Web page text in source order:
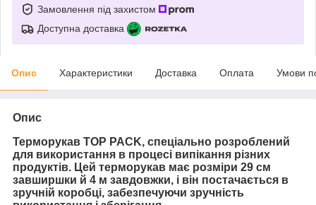
Замовлення під захистом
Доступна доставка
Опис Характеристики Доставка Оплата Умови
Опис
Терморукав TOP PACK, спеціально розроблений
для використання в процесі випікання різних
продуктів. Цей терморукав має розміри 29 см
завширшки й 4 м завдовжки, і він постачається в
зручній коробці, забезпечуючи зручність